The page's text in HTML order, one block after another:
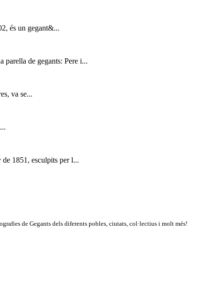
és un gegant&...
parella de gegants: Pere i...
va se...
de 1851, esculpits per l...
de Gegants dels diferents pobles, ciutats, col·lectius i molt més!